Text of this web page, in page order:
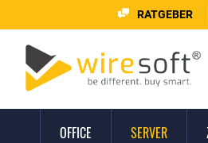
RATGEBER
OFFICE SERVER